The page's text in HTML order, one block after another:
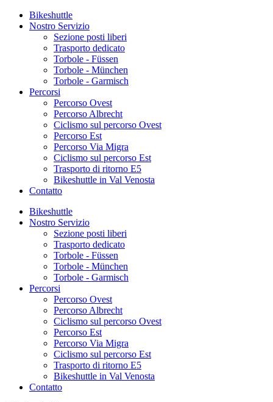
Bikeshuttle
Nostro Servizio
Sezione posti liberi
Trasporto dedicato
Torbole - Füssen
Torbole - München
Torbole - Garmisch
Percorsi
Percorso Ovest
Percorso Albrecht
Ciclismo sul percorso Ovest
Percorso Est
Percorso Via Migra
Ciclismo sul percorso Est
Trasporto di ritorno E5
Bikeshuttle in Val Venosta
Contatto
Bikeshuttle
Nostro Servizio
Sezione posti liberi
Trasporto dedicato
Torbole - Füssen
Torbole - München
Torbole - Garmisch
Percorsi
Percorso Ovest
Percorso Albrecht
Ciclismo sul percorso Ovest
Percorso Est
Percorso Via Migra
Ciclismo sul percorso Est
Trasporto di ritorno E5
Bikeshuttle in Val Venosta
Contatto